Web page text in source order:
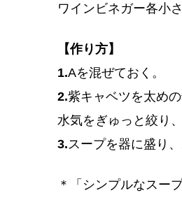
ワインビネガー各小
【作り方】
1.Aを混ぜておく。
2.紫キャベツを太め
水気をぎゅっと絞り
3. スープを器に盛り
＊「シンプルなスー